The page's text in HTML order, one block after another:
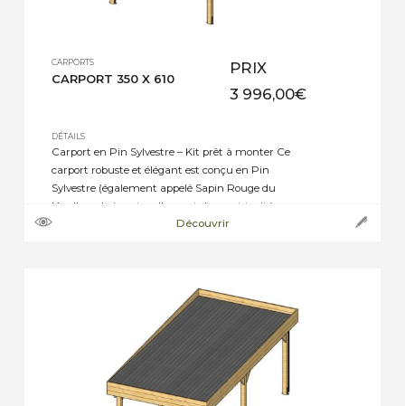
CARPORTS
CARPORT 350 X 610
PRIX
3 996,00€
DÉTAILS
Carport en Pin Sylvestre – Kit prêt à monter Ce
carport robuste et élégant est conçu en Pin
Sylvestre (également appelé Sapin Rouge du
Nord), un bois naturellement dense et traité en
autoclave classe 4 vert pour une protection
Découvrir